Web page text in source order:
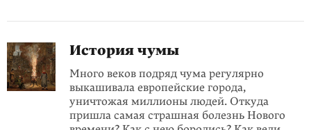
История чумы
Много веков подряд чума регулярно
выкашивала европейские города,
уничтожая миллионы людей. Откуда
пришла самая страшная болезнь Нового